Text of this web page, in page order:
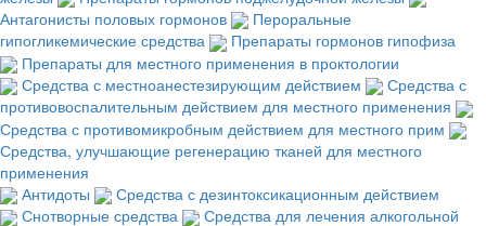
Антагонисты половых гормонов
Пероральные
гипогликемические средства
Препараты гормонов гипофиза
Препараты для местного применения в проктологии
Средства с местноанестезирующим действием
Средства с
противовоспалительным действием для местного применения
Средства с противомикробным действием для местного прим
Средства, улучшающие регенерацию тканей для местного
применения
Антидоты
Средства с дезинтоксикационным действием
Снотворные средства
Средства для лечения алкогольной